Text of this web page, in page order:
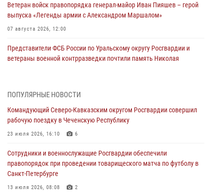
Ветеран войск правопорядка генерал-майор Иван Пияшев – герой
выпуска «Легенды армии с Александром Маршалом»
07 августа 2026, 12:00
Представители ФСБ России по Уральскому округу Росгвардии и
ветераны военной контрразведки почтили память Николая
Смольного собора в Санкт-Петербурге (видео)
07 августа 2026, 11:34
взрывобезопасности
07 августа 2026, 11:33
Рэпер ST посетил раненых росгвардейцев в Главном военном
ПОПУЛЯРНЫЕ НОВОСТИ
Командующий Северо-Кавказским округом Росгвардии совершил
рабочую поездку в Чеченскую Республику
23 июля 2026, 16:10 6
Сотрудники и военнослужащие Росгвардии обеспечили
правопорядок при проведении товарищеского матча по футболу в
Санкт-Петербурге
13 июля 2026, 08:08 2